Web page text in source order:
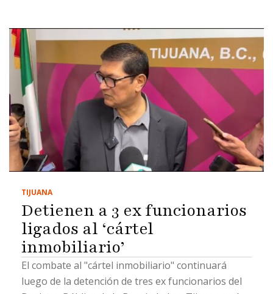
TIJUANA
Detienen a 3 ex funcionarios
ligados al ‘cártel
inmobiliario’
El combate al "cártel inmobiliario" continuará
luego de la detención de tres ex funcionarios del